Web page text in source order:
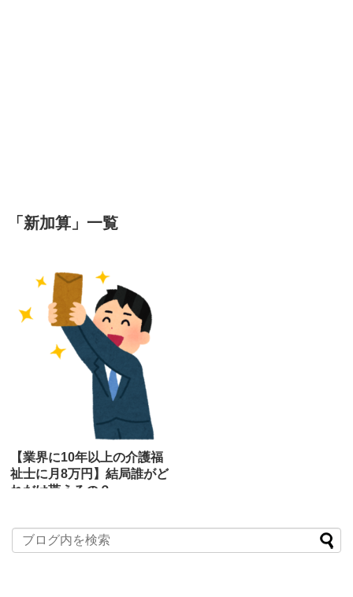
「 新加算 」 一覧
【業界に10年以上の介護福
祉士に月8万円】結局誰がど
れだけ貰えるの？
厚労省が介護職員の処遇を改善するため
に「勤続10年以上の介護福祉士に月8万